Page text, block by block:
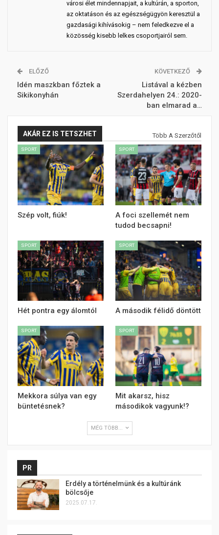
városi élet mindennapjait, a kultúrán, a sporton,
az oktatáson és az egészségügyön keresztül a
gazdasági kihívásokig – nem feledkezve el a
közösség kisebb lelkes csoportjairól sem.
ELŐZŐ
Idén maszkban főztek a
Sikikonyhán
KÖVETKEZŐ
Listával a kézben
Szerdahelyen 24.: 2020-
ban elmarad a…
AKÁR EZ IS TETSZHET Több A Szerzőtől
SPORT
Szép volt, fiúk!
SPORT
A foci szellemét nem
tudod becsapni!
SPORT
Hét pontra egy álomtól
SPORT
A második félidő döntött
SPORT
Mekkora súlya van egy
büntetésnek?
SPORT
Mit akarsz, hisz
másodikok vagyunk!?
MÉG TÖBB...
PR
Erdély a történelmünk és a kultúránk
bölcsője
2025.07.17.